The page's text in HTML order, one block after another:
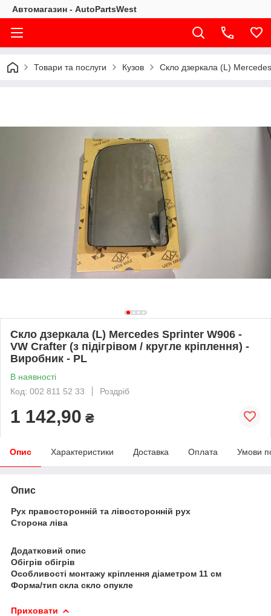
Автомагазин - AutoPartsWest
Товари та послуги Кузов Скло дзеркала (L)
Скло дзеркала (L) Mercedes Sprinter W906 -
VW Crafter (з підігрівом / кругле кріплення) -
Виробник - PL
В наявності
Код: 002 811 52 33
Роздріб
1 142,90 ₴
Опис Характеристики Доставка Оплата Умови
Опис
Рух правосторонній та лівосторонній рух
Сторона ліва
Додатковий опис
Обігрів обігрів
Особливості монтажу кріплення діаметром 11 см
Форма/тип скла скло опукле
Приховати